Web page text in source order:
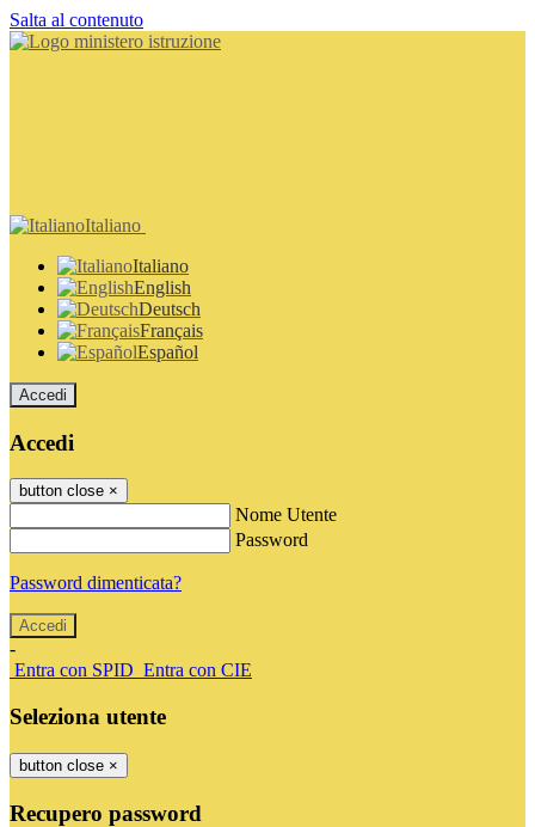
Salta al contenuto
Italiano
Italiano
English
Deutsch
Français
Español
Accedi
Accedi
button close ×
Nome Utente
Password
Password dimenticata?
-
Entra con SPID Entra con CIE
Seleziona utente
button close ×
Recupero password